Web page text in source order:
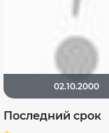
02.10.2000
Последний срок